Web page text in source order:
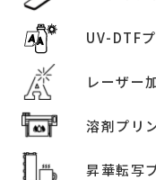
UV-DTF
レーザー
溶剤プリ
昇華転写